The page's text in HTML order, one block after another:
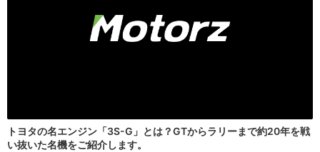
トヨタの名エンジン「3S-G」とは？GTからラリーまで約20年を戦
い抜いた名機をご紹介します。